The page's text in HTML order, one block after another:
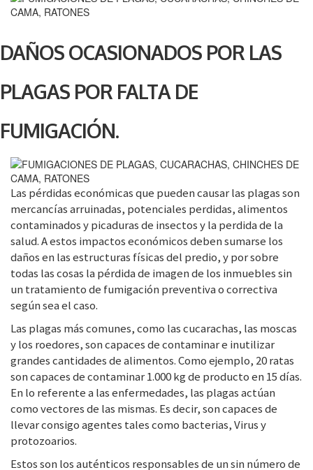
que se mueven rápidamente de una fuente de
puede depositar miles de bacterias cada vez que
19. Esto significa que los humanos no ven el 95%
LEER MAS
DAÑOS OCASIONADOS POR LAS
PLAGAS POR FALTA DE
FUMIGACIÓN.
Las pérdidas económicas que pueden causar las plagas son
mercancías arruinadas, potenciales perdidas, alimentos
contaminados y picaduras de insectos y la perdida de la
salud. A estos impactos económicos deben sumarse los
daños en las estructuras físicas del predio, y por sobre
todas las cosas la pérdida de imagen de los inmuebles sin
un tratamiento de fumigación preventiva o correctiva
según sea el caso.
Las plagas más comunes, como las cucarachas, las moscas
y los roedores, son capaces de contaminar e inutilizar
grandes cantidades de alimentos. Como ejemplo, 20 ratas
son capaces de contaminar 1.000 kg de producto en 15 días.
En lo referente a las enfermedades, las plagas actúan
como vectores de las mismas. Es decir, son capaces de
llevar consigo agentes tales como bacterias, Virus y
protozoarios.
Estos son los auténticos responsables de un sin número de